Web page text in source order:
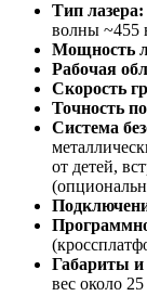
Тип лазера:
волны ~455
Мощность
Рабочая
Скорость
Точность
Система
от детей,
Габариты и
вес около 25